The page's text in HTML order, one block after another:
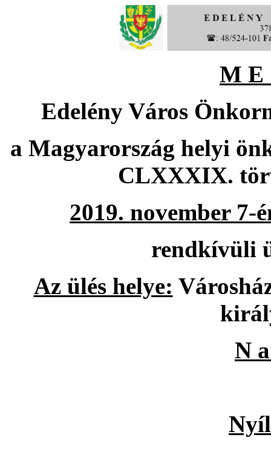
M E
Edelény Város
a Magyarország helyi
CLXXXIX.
2019. november 7-
rendkívüli
Az ülés helye:
N